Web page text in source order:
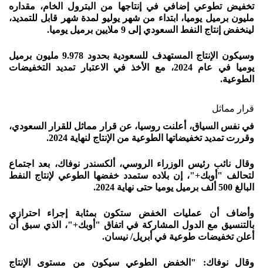
تخفيض تطوعي إضافي في إنتاجها من البترول الخام، مقداره
مليون برميل يوميا، ابتداء من شهر يوليو لمدة شهر قابل للتمديد،
لينخفض إنتاج النفط السعودي إلى 9 ملايين برميل يوميا.
وسيكون الإنتاج المستهدف للسعودية بحدود 9.978 مليون برميل
يوميا في عام 2024، مع الأخذ في الاعتبار تمديد التخفيضات
الطوعية.
قرار مماثل
في نفس السياق، أعلنت روسيا، عن قرار مماثل للقرار السعودي،
وقررت تمديد تخفيضاتها الطوعية من الإنتاج لنهاية 2024.
وقال نائب رئيس الوزراء الروسي، ألكسندر نوفاك، بعد اجتماع
لتحالف "أوبك+"، إن بلاده ستمدد خفضها الطوعي لإنتاج النفط
البالغ 500 ألف برميل يوميا حتى نهاية 2024.
وأضاف أن عمليات الخفض ستكون بمثابة إجراء احترازي
بالتنسيق مع الدول المشاركة في اتفاق "أوبك+"، الذي سبق أن
أعلن تخفيضات طوعية في أبريل/ نيسان.
وقال نوفاك: "الخفض الطوعي سيكون من مستوى الإنتاج